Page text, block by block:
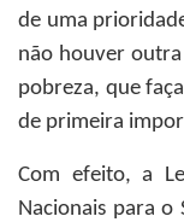
de uma
não houver
pobreza, que
de primeira
Com efeito, a
Nacionais para o